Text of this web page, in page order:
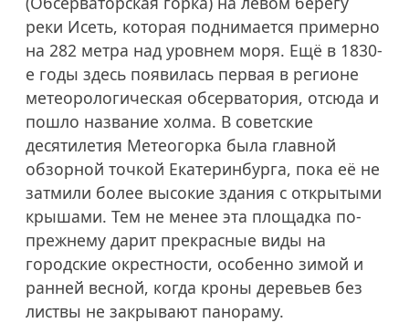
реки Исеть, которая поднимается примерно
на 282 метра над уровнем моря. Ещё в 1830-
е годы здесь появилась первая в регионе
метеорологическая обсерватория, отсюда и
пошло название холма. В советские
десятилетия Метеогорка была главной
обзорной точкой Екатеринбурга, пока её не
затмили более высокие здания с открытыми
крышами. Тем не менее эта площадка по-
прежнему дарит прекрасные виды на
городские окрестности, особенно зимой и
ранней весной, когда кроны деревьев без
листвы не закрывают панораму.